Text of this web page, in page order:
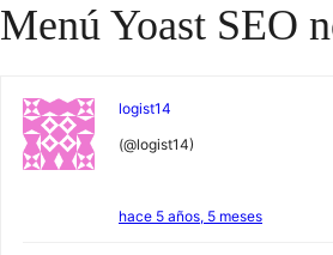
Menú Yoast SEO
logist14
(@logist14)
hace 5 años, 5 meses